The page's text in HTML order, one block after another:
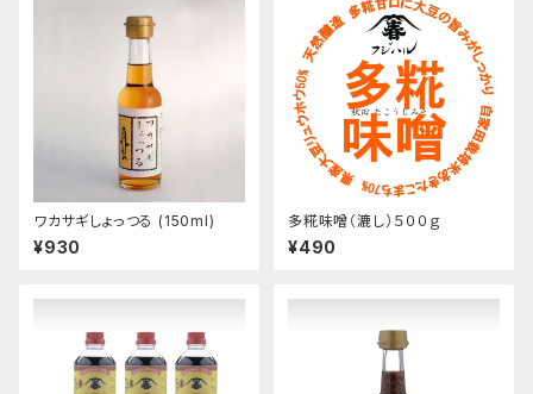
ワカサギしょっつる (150ml)
¥930
多糀味噌（漉し）５００ｇ
¥490